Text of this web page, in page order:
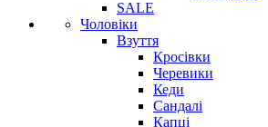
SALE
Чоловіки
Взуття
Кросівки
Черевики
Кеди
Сандалі
Капці